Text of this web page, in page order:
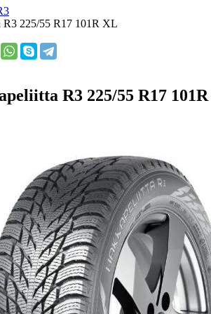
225/55 R17 101R XL
R3 225/55 R17